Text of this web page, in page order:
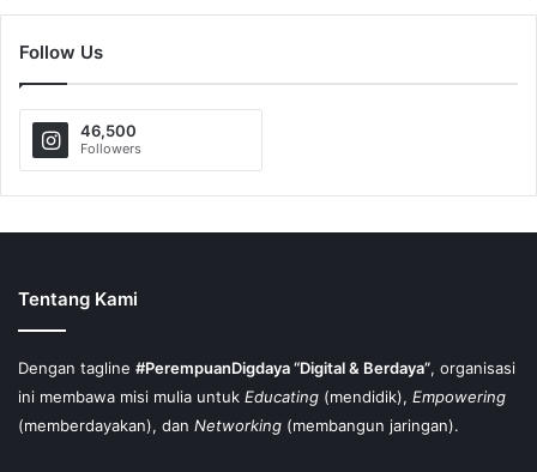
Follow Us
46,500
Followers
Tentang Kami
Dengan tagline #PerempuanDigdaya “Digital & Berdaya”, organisasi
ini membawa misi mulia untuk Educating (mendidik), Empowering
(memberdayakan), dan Networking (membangun jaringan).